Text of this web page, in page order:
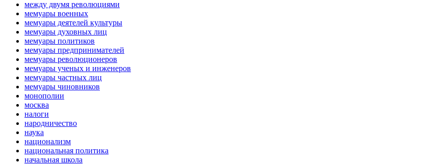
между двумя революциями
мемуары военных
мемуары деятелей культуры
мемуары духовных лиц
мемуары политиков
мемуары предпринимателей
мемуары революционеров
мемуары ученых и инженеров
мемуары частных лиц
мемуары чиновников
монополии
москва
налоги
народничество
наука
национализм
национальная политика
начальная школа